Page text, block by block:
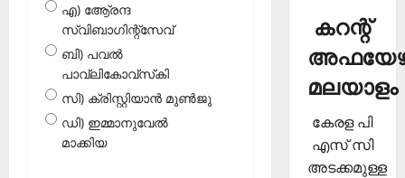
എ) ആേ്രന്ദ
സ്വിബാഗിന്റ്‌സേവ്
ബി) പവല്‍
പാവ്‌ലികോവ്‌സ്‌കി
സി) ക്രിസ്റ്റിയാന്‍ മുണ്‍ജു
ഡി) ഇമ്മാനുവേല്‍
മാക്കിയ
കറന്റ്
മലയാളം
കേരള പി
എസ് സി
അടക്കമുള്ള